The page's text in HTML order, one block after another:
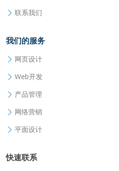
联系我们
我们的服务
网页设计
Web开发
产品管理
网络营销
平面设计
快速联系